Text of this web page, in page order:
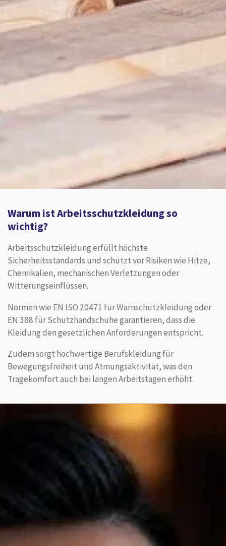
Warum ist Arbeitsschutzkleidung so
wichtig?
Arbeitsschutzkleidung erfüllt höchste
Sicherheitsstandards und schützt vor Risiken wie Hitze,
Chemikalien, mechanischen Verletzungen oder
Witterungseinflüssen.
Normen wie EN ISO 20471 für Warnschutzkleidung oder
EN 388 für Schutzhandschuhe garantieren, dass die
Kleidung den gesetzlichen Anforderungen entspricht.
Zudem sorgt hochwertige Berufskleidung für
Bewegungsfreiheit und Atmungsaktivität, was den
Tragekomfort auch bei langen Arbeitstagen erhöht.